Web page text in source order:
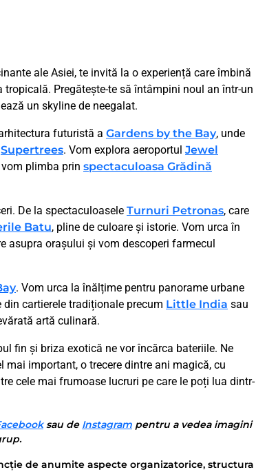
ale Asiei, te invită la o experiență care îmbină
Pregătește-te să întâmpini noul an într-un
un skyline de neegalat.
futuristă a Gardens by the Bay, unde
Supertrees. Vom explora aeroportul Jewel
plimba prin spectaculoasa Grădină
De la spectaculoasele Turnuri Petronas, care
Batu, pline de culoare și istorie. Vom urca în
asupra orașului și vom descoperi farmecul
. Vom urca la înălțime pentru panorame urbane
cartierele tradiționale precum Little India sau
artă culinară.
fin și briza exotică ne vor încărca bateriile. Ne
important, o trecere dintre ani magică, cu
cele mai frumoase lucruri pe care le poți lua dintr-
sau de Instagram pentru a vedea imagini
de anumite aspecte organizatorice, structura